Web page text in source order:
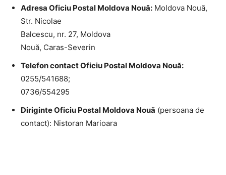
Adresa Oficiu Postal Moldova Nouă: Moldova Nouă,
Str. Nicolae
Balcescu, nr. 27, Moldova
Nouă, Caras-Severin
Telefon contact Oficiu Postal Moldova Nouă:
0255/541688;
0736/554295
Diriginte Oficiu Postal Moldova Nouă (persoana de
contact): Nistoran Marioara